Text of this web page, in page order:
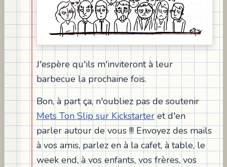
J'espère qu'ils m'inviteront à leur
barbecue la prochaine fois.
Bon, à part ça, n'oubliez pas de soutenir
Mets Ton Slip sur Kickstarteret d'en
parler autour de vous !!! Envoyez des mails
à vos amis, parlez en à la cafet, à table, le
week end, à vos enfants, vos frères, vos